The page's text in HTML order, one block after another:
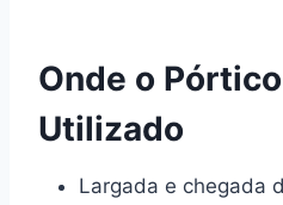
Onde o
Utilizado
Largada e chegada